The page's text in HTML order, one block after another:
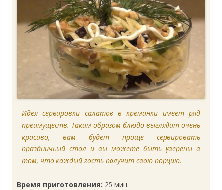
Идея сервировки салатов в креманки имеет ряд
преимуществ. Таким образом блюдо выглядит очень
красиво, вам будет проще сервировать
праздничный стол и вы можете быть уверены в
том, что каждый гость получит свою порцию.
Время приготовления: 25 мин.